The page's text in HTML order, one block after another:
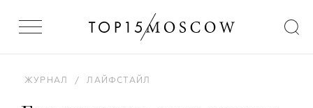
ЖУРНАЛ / ЛАЙФСТАЙЛ